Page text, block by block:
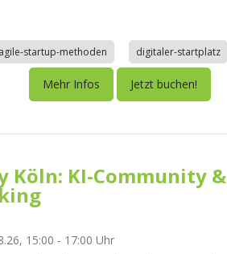
agile-startup-methoden digitaler-startplatz
Mehr Infos Jetzt buchen!
Köln: KI-Community &
15:00 - 17:00 Uhr